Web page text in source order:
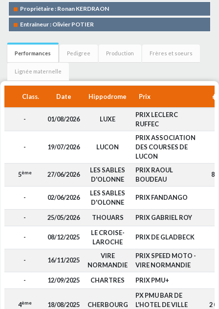
Propriétaire : Ronan KERDRAON
Entraîneur : Olivier POTIER
Performances Pedigree Production Frères et soeurs
Lignée maternelle
Class. Date Hippodrome Prix
- 01/08/2026 LUXE
PRIX LECLERC
RUFFEC
- 19/07/2026 LUCON
PRIX ASSOCIATION
DES COURSES DE
LUCON
5ème 27/06/2026
LES SABLES
D'OLONNE
PRIX RAOUL
BOUDEAU
- 02/06/2026
LES SABLES
D'OLONNE
PRIX FANDANGO
- 25/05/2026 THOUARS PRIX GABRIEL ROY
- 08/12/2025
LE CROISE-
LAROCHE
PRIX DE GLADBECK
- 16/11/2025
VIRE
NORMANDIE
PRIX SPEED MOTO -
VIRE NORMANDIE
- 12/09/2025 CHARTRES PRIX PMU+
4ème 18/08/2025 CHERBOURG
PX PMU BAR DE
L'HOTEL DE VILLE
2